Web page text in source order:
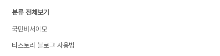
분류 전체보기
국민비서이모
티스토리 블로그 사용법